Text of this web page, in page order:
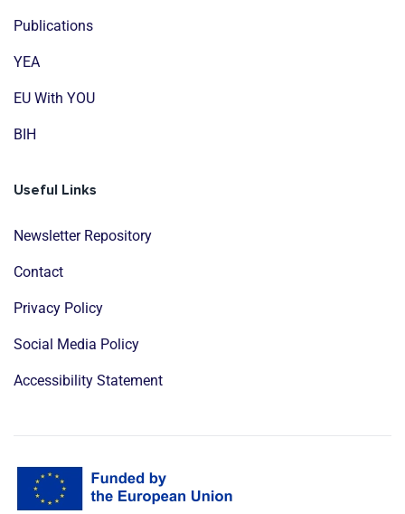
Publications
YEA
EU With YOU
BIH
Useful Links
Newsletter Repository
Contact
Privacy Policy
Social Media Policy
Accessibility Statement